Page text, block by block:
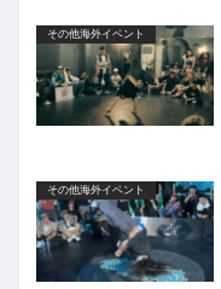
その他海外イベント
その他海外イベント